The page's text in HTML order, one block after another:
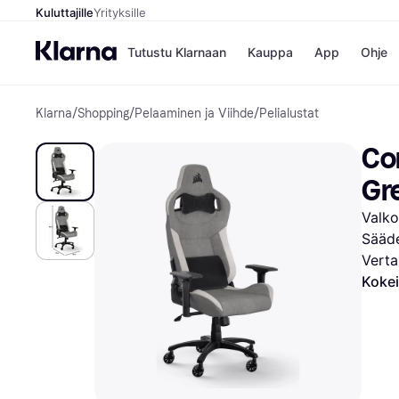
KuluttajilleYrityksille
Tutustu Klarnaan Kauppa
Gigantti
H&M
Peten
Wolt
App Ohje
Klarna/Shopping/Pelaaminen ja Viihde/Pelialustat